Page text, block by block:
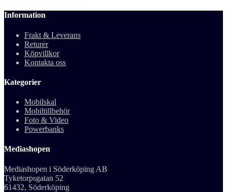
Information
Frakt & Leverans
Returer
Köpvillkor
Kontakta oss
Kategorier
Mobilskal
Mobiltillbehör
Foto & Video
Powerbanks
Mediashopen
Mediashopen i Söderköping AB
Tyketorpsgatan 52
61432, Söderköping